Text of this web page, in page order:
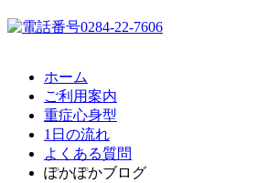
ホーム
ご利用案内
重症心身型
1日の流れ
よくある質問
ぽかぽかブログ